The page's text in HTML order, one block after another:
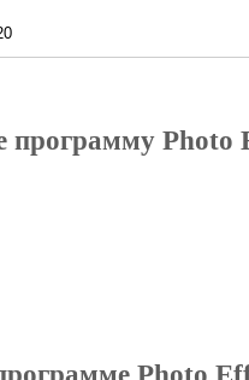
программу Photo